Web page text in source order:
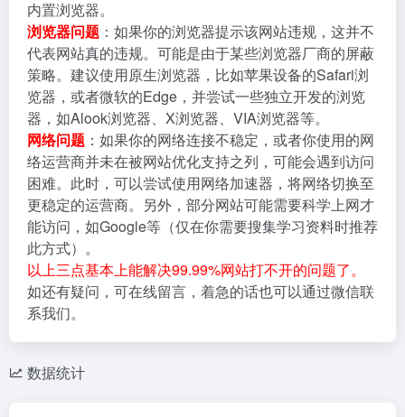
内置浏览器。
浏览器问题 ：如果你的浏览器提示该网站违规，这并不
代表网站真的违规。可能是由于某些浏览器厂商的屏蔽
策略。建议使用原生浏览器，比如苹果设备的Safari浏
览器，或者微软的Edge，并尝试一些独立开发的浏览
器，如Alook浏览器、X浏览器、VIA浏览器等。
网络问题 ：如果你的网络连接不稳定，或者你使用的网
络运营商并未在被网站优化支持之列，可能会遇到访问
困难。此时，可以尝试使用网络加速器，将网络切换至
更稳定的运营商。另外，部分网站可能需要科学上网才
能访问，如Google等（仅在你需要搜集学习资料时推荐
此方式）。
以上三点基本上能解决99.99%网站打不开的问题了。
如还有疑问，可在线留言，着急的话也可以通过微信联
系我们。
数据统计